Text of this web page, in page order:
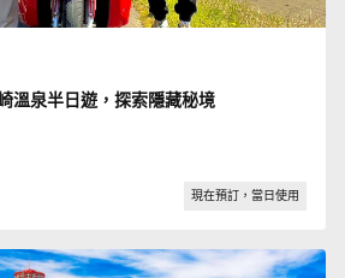
溫泉半日遊，探索隱藏秘境
現在預訂，當日使用